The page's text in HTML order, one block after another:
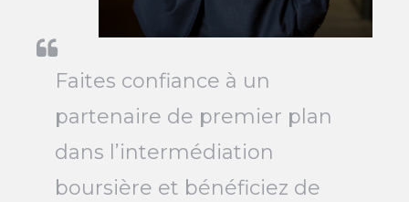
Faites confiance à un
partenaire de premier plan
dans l’intermédiation
boursière et bénéficiez de